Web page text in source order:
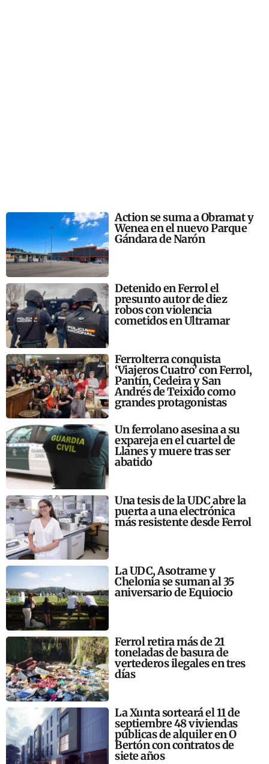
Action se suma a Obramat y
Wenea en el nuevo Parque
Gándara de Narón
Detenido en Ferrol el
presunto autor de diez
robos con violencia
cometidos en Ultramar
Ferrolterra conquista
‘Viajeros Cuatro’ con Ferrol,
Pantín, Cedeira y San
Andrés de Teixido como
grandes protagonistas
Un ferrolano asesina a su
expareja en el cuartel de
Llanes y muere tras ser
abatido
Una tesis de la UDC abre la
puerta a una electrónica
más resistente desde Ferrol
La UDC, Asotrame y
Chelonia se suman al 35
aniversario de Equiocio
Ferrol retira más de 21
toneladas de basura de
vertederos ilegales en tres
días
La Xunta sorteará el 11 de
septiembre 48 viviendas
públicas de alquiler en O
Bertón con contratos de
siete años